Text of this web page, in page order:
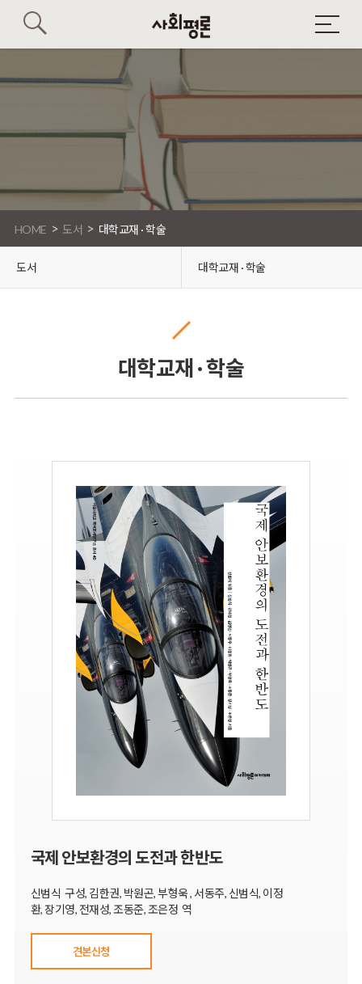
HOME > 도서 > 대학교재 · 학술
도서 대학교재 · 학술
대학교재 · 학술
국제 안보환경의 도전과 한반도
신범식 구성, 김한권, 박원곤, 부형욱 , 서동주, 신범식, 이정
환, 장기영, 전재성, 조동준, 조은정 역
견본신청